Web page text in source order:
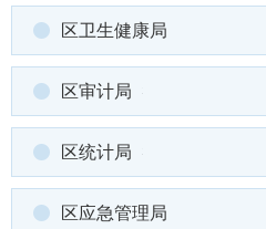
区卫生健康局
区审计局
区统计局
区应急管理局